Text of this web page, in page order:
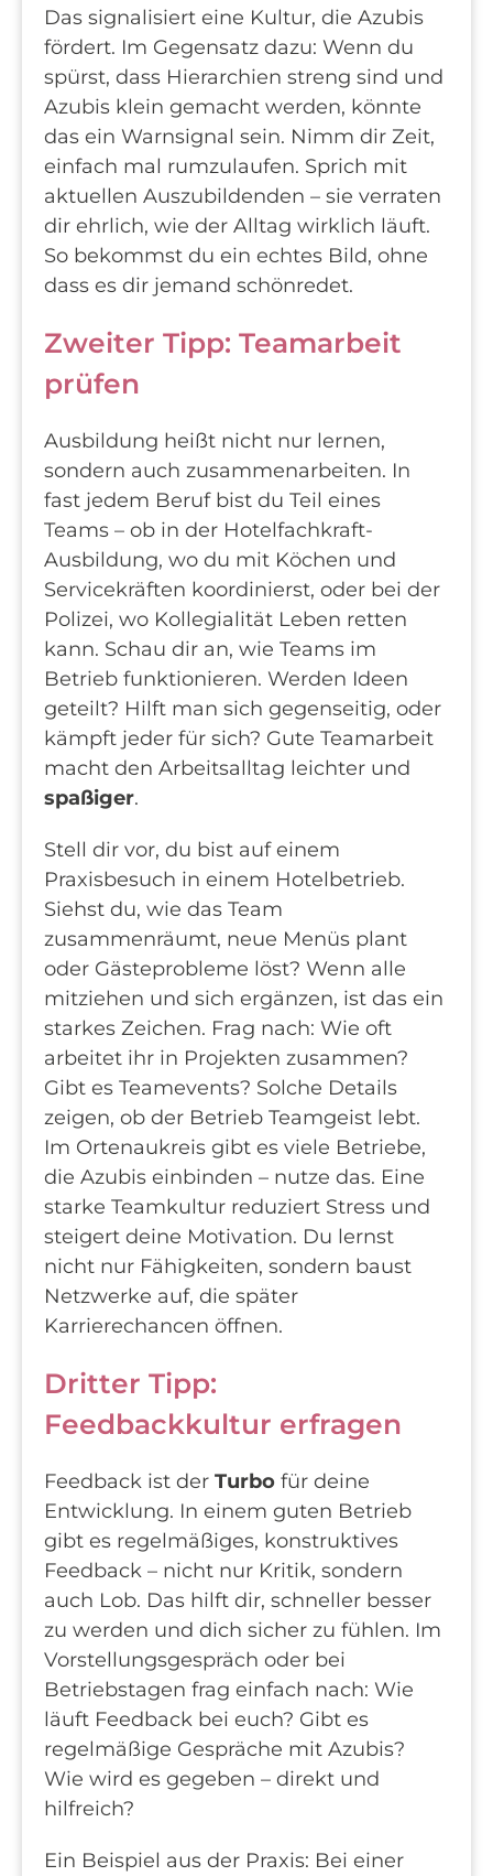
Das signalisiert eine Kultur, die Azubis
fördert. Im Gegensatz dazu: Wenn du
spürst, dass Hierarchien streng sind und
Azubis klein gemacht werden, könnte
das ein Warnsignal sein. Nimm dir Zeit,
einfach mal rumzulaufen. Sprich mit
aktuellen Auszubildenden – sie verraten
dir ehrlich, wie der Alltag wirklich läuft.
So bekommst du ein echtes Bild, ohne
dass es dir jemand schönredet.
Zweiter Tipp: Teamarbeit
prüfen
Ausbildung heißt nicht nur lernen,
sondern auch zusammenarbeiten. In
fast jedem Beruf bist du Teil eines
Teams – ob in der Hotelfachkraft-
Ausbildung, wo du mit Köchen und
Servicekräften koordinierst, oder bei der
Polizei, wo Kollegialität Leben retten
kann. Schau dir an, wie Teams im
Betrieb funktionieren. Werden Ideen
geteilt? Hilft man sich gegenseitig, oder
kämpft jeder für sich? Gute Teamarbeit
macht den Arbeitsalltag leichter und
spaßiger.
Stell dir vor, du bist auf einem
Praxisbesuch in einem Hotelbetrieb.
Siehst du, wie das Team
zusammenräumt, neue Menüs plant
oder Gästeprobleme löst? Wenn alle
mitziehen und sich ergänzen, ist das ein
starkes Zeichen. Frag nach: Wie oft
arbeitet ihr in Projekten zusammen?
Gibt es Teamevents? Solche Details
zeigen, ob der Betrieb Teamgeist lebt.
Im Ortenaukreis gibt es viele Betriebe,
die Azubis einbinden – nutze das. Eine
starke Teamkultur reduziert Stress und
steigert deine Motivation. Du lernst
nicht nur Fähigkeiten, sondern baust
Netzwerke auf, die später
Karrierechancen öffnen.
Dritter Tipp:
Feedbackkultur erfragen
Feedback ist der Turbo für deine
Entwicklung. In einem guten Betrieb
gibt es regelmäßiges, konstruktives
Feedback – nicht nur Kritik, sondern
auch Lob. Das hilft dir, schneller besser
zu werden und dich sicher zu fühlen. Im
Vorstellungsgespräch oder bei
Betriebstagen frag einfach nach: Wie
läuft Feedback bei euch? Gibt es
regelmäßige Gespräche mit Azubis?
Wie wird es gegeben – direkt und
hilfreich?
Ein Beispiel aus der Praxis: Bei einer